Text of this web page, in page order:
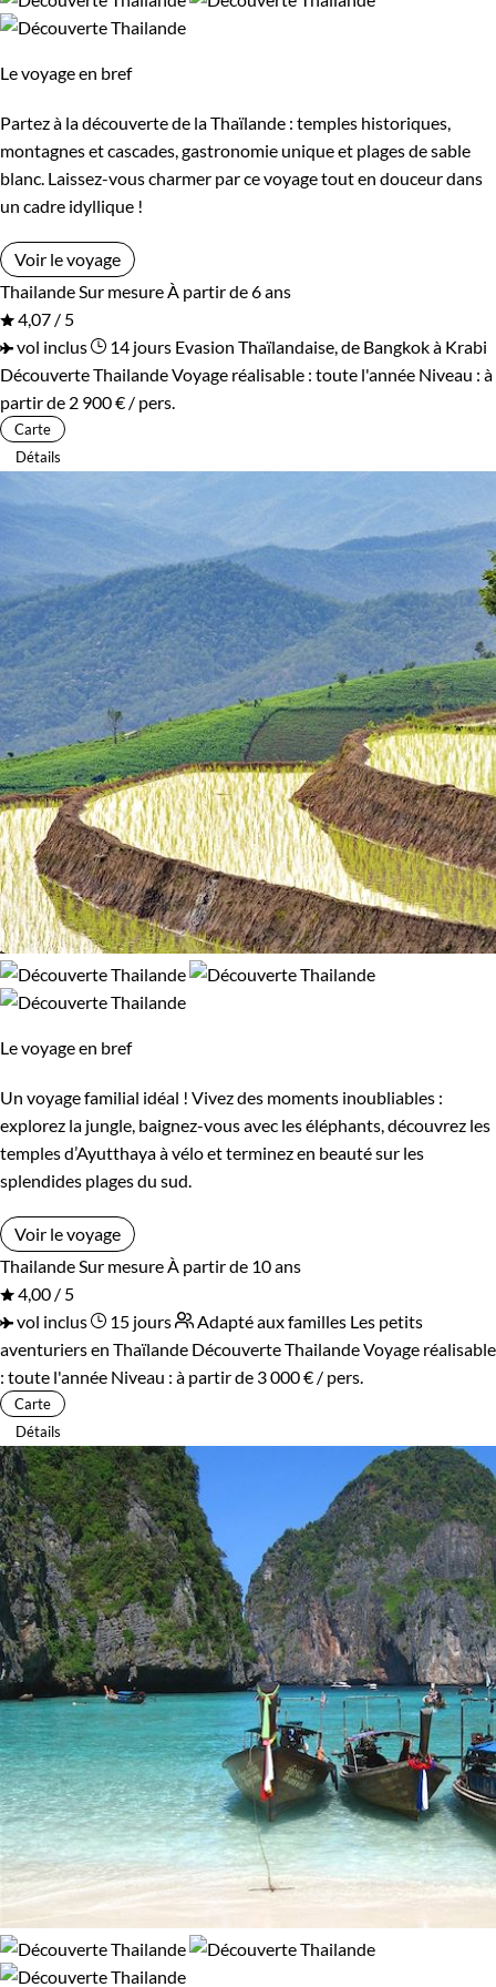
Standard
Haut de gamme
Itinérance
Itinérant
Environnement
Bord de mer et îles Patrimoine et Nature
Le voyage en bref
Partez à la découverte de la Thaïlande : temples historiques,
montagnes et cascades, gastronomie unique et plages de sable
blanc. Laissez-vous charmer par ce voyage tout en douceur dans
un cadre idyllique !
Voir le voyage
Thailande Sur mesure À partir de 6 ans
4,07 / 5
vol inclus
14 jours Evasion Thaïlandaise, de Bangkok à Krabi
Découverte ThailandeVoyage réalisable : toute l'année Niveau : à
partir de 2 900 € / pers.
Carte
Détails
Le voyage en bref
Un voyage familial idéal ! Vivez des moments inoubliables :
explorez la jungle, baignez-vous avec les éléphants, découvrez les
temples d’Ayutthaya à vélo et terminez en beauté sur les
splendides plages du sud.
Voir le voyage
Thailande Sur mesure À partir de 10 ans
4,00 / 5
vol inclus
15 jours Adapté aux familles Les petits
aventuriers en Thaïlande Découverte ThailandeVoyage réalisable
: toute l'année Niveau : à partir de 3 000 € / pers.
Carte
Détails